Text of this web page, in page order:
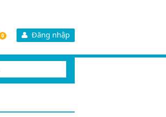
Đăng nhập
0